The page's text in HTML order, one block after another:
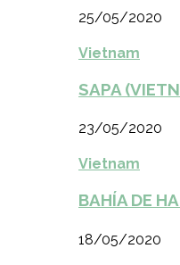
25/05/2020
Vietnam
SAPA
23/05/2020
Vietnam
BAHÍA DE
18/05/2020